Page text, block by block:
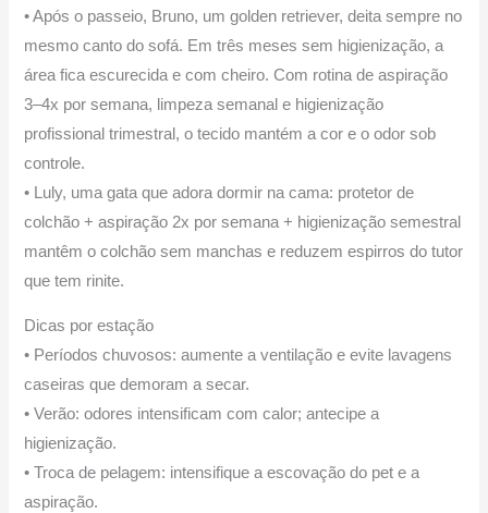
• Após o passeio, Bruno, um golden retriever, deita sempre no
mesmo canto do sofá. Em três meses sem higienização, a
área fica escurecida e com cheiro. Com rotina de aspiração
3–4x por semana, limpeza semanal e higienização
profissional trimestral, o tecido mantém a cor e o odor sob
controle.
• Luly, uma gata que adora dormir na cama: protetor de
colchão + aspiração 2x por semana + higienização semestral
mantêm o colchão sem manchas e reduzem espirros do tutor
que tem rinite.
Dicas por estação
• Períodos chuvosos: aumente a ventilação e evite lavagens
caseiras que demoram a secar.
• Verão: odores intensificam com calor; antecipe a
higienização.
• Troca de pelagem: intensifique a escovação do pet e a
aspiração.